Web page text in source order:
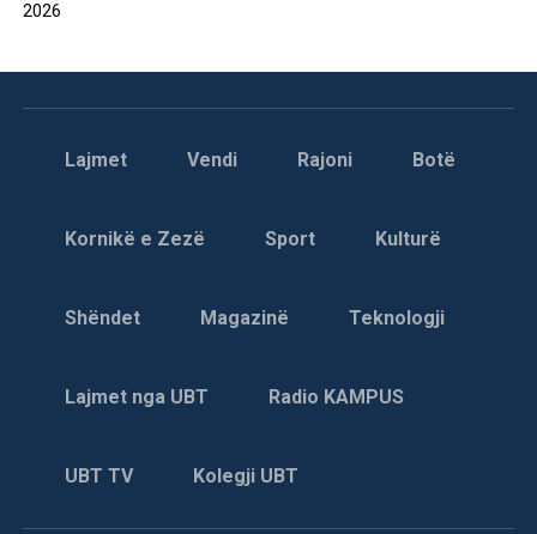
2026
Lajmet Vendi Rajoni Botë
Kornikë e Zezë Sport Kulturë
Shëndet Magazinë Teknologji
Lajmet nga UBT Radio KAMPUS
UBT TV Kolegji UBT